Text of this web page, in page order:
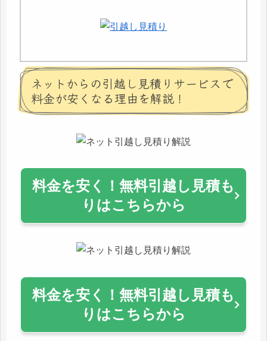
ネットからの引越し見積りサービスで
料金が安くなる理由を解説！
料金を安く！無料引越し見積も
りはこちらから
料金を安く！無料引越し見積も
りはこちらから